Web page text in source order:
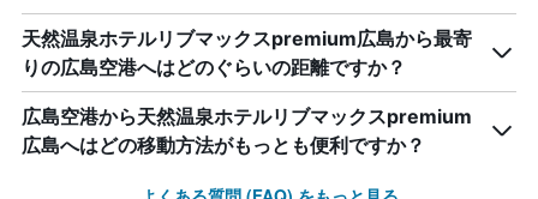
天然温泉ホテルリブマックスpremium広島から最寄
りの広島空港へはどのぐらいの距離ですか？
広島空港から天然温泉ホテルリブマックスpremium
広島へはどの移動方法がもっとも便利ですか？